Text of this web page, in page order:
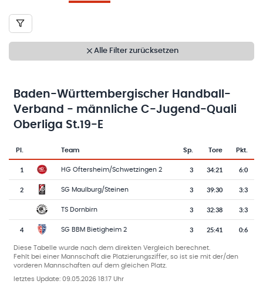
Alle Filter zurücksetzen
Baden-Württembergischer Handball-
Verband - männliche C-Jugend-Quali
Oberliga St.19-E
Tabelle mit Vereinsplatzierungen, Spielen, Toren und Punkten
Pl.
Team-Logo
Team Sp. Tore Pkt.
1 HG Oftersheim/Schwetzingen 2 3 34:21 6:0
2 SG Maulburg/Steinen 3 39:30 3:3
TS Dornbirn 3 32:38 3:3
4 SG BBM Bietigheim 2 3 25:41 0:6
Diese Tabelle wurde nach dem direkten Vergleich berechnet.
Fehlt bei einer Mannschaft die Platzierungsziffer, so ist sie mit der/den
vorderen Mannschaften auf dem gleichen Platz.
letztes Update: 09.05.2026 18:17 Uhr